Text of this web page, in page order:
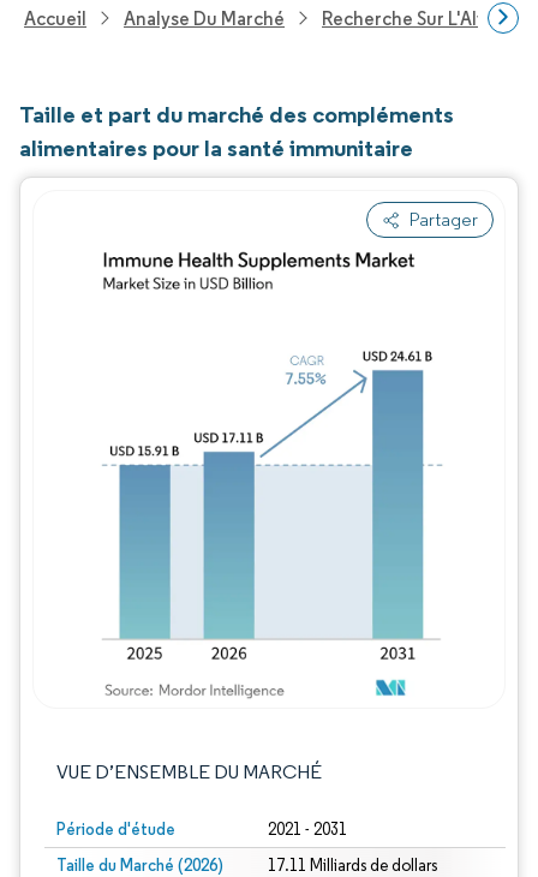
Accueil Analyse Du Marché Recherche Sur
Taille et part du marché des compléments
alimentaires pour la santé immunitaire
Partager
VUE D’ENSEMBLE DU MARCHÉ
Période d'étude 2021 - 2031
Taille du Marché (2026) 17.11 Milliards de dollars